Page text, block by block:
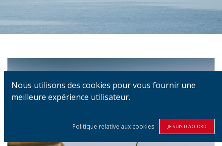
Nous utilisons des cookies pour vous fournir une
meilleure expérience utilisateur.
Politique relative aux cookies JE SUIS D'ACCORD